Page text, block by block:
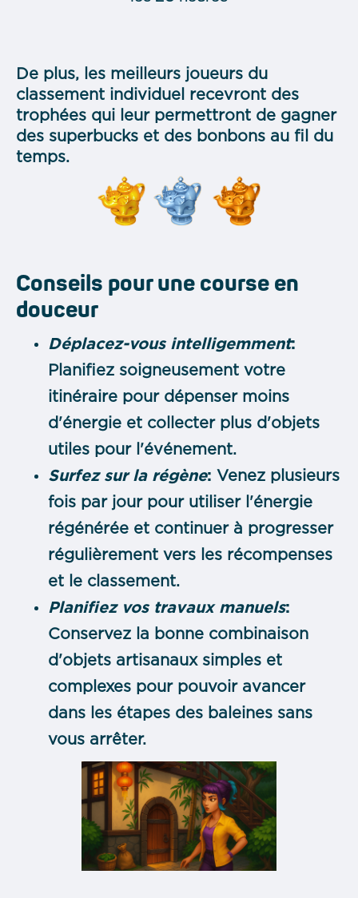
De plus, les meilleurs joueurs du
classement individuel recevront des
trophées qui leur permettront de gagner
des superbucks et des bonbons au fil du
temps.
Conseils pour une course en
douceur
Déplacez-vous intelligemment:
Planifiez soigneusement votre
itinéraire pour dépenser moins
d'énergie et collecter plus d'objets
utiles pour l'événement.
Surfez sur la régène: Venez plusieurs
fois par jour pour utiliser l'énergie
régénérée et continuer à progresser
régulièrement vers les récompenses
et le classement.
Planifiez vos travaux manuels:
Conservez la bonne combinaison
d'objets artisanaux simples et
complexes pour pouvoir avancer
dans les étapes des baleines sans
vous arrêter.